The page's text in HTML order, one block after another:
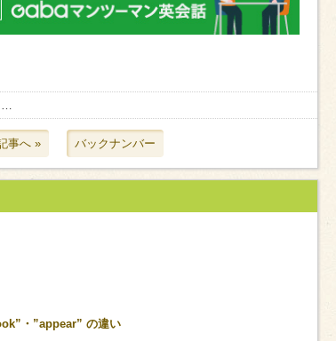
事へ » バックナンバー
・”appear” の違い